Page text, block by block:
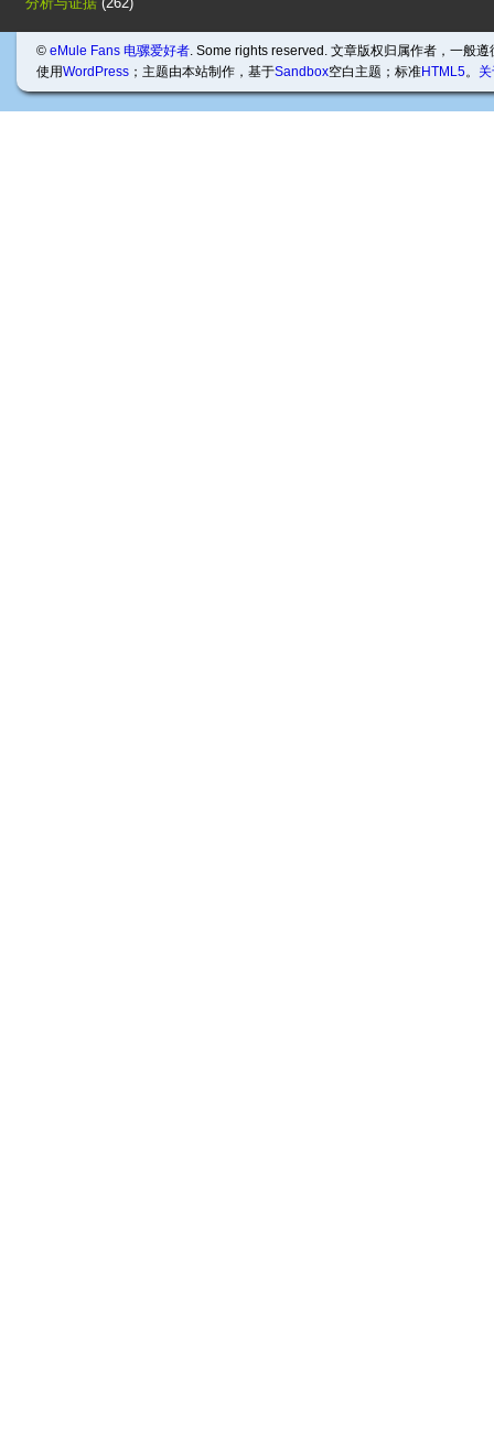
© eMule Fans 电骡爱好者. Some rights reserved. 文章版权归属作者，一般遵
使用WordPress；主题由本站制作，基于Sandbox空白主题；标准HTML5。